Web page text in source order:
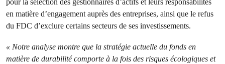
en matière d’engagement auprès des entreprises, ainsi que le refus
du FDC d’exclure certains secteurs de ses investissements.
« Notre analyse montre que la stratégie actuelle du fonds en
matière de durabilité comporte à la fois des risques écologiques et